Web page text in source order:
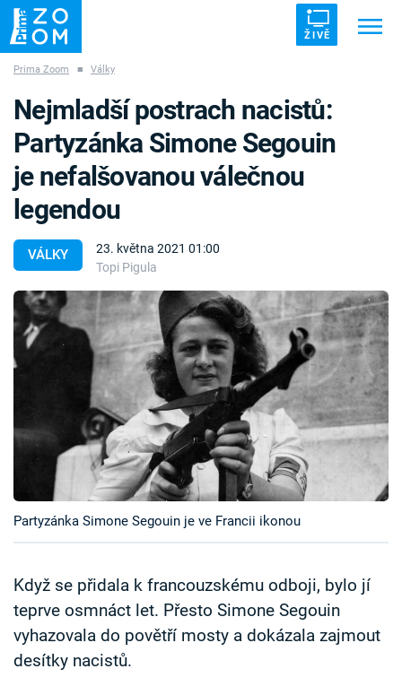
ŽIVĚ
ZÁHADY VETŘELCI DÁVNOVĚKU
Témata
Témata
Pořady
TV Program
Časopis
Sledujte prima+
Přihlášení
Sledujte nás
Prima Zoom ■ Války
VÁLKY
23. května 2021 01:00
Topi Pigula
Nejmladší postrach nacistů:
Partyzánka Simone Segouin
je nefalšovanou válečnou
legendou
Partyzánka Simone Segouin je ve Francii ikonou
Když se přidala k francouzskému odboji, bylo jí
teprve osmnáct let. Přesto Simone Segouin
vyhazovala do povětří mosty a dokázala zajmout
desítky nacistů.